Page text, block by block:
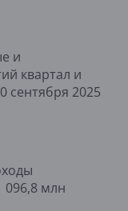
и
квартал и
сентября 2025
096,8 млн